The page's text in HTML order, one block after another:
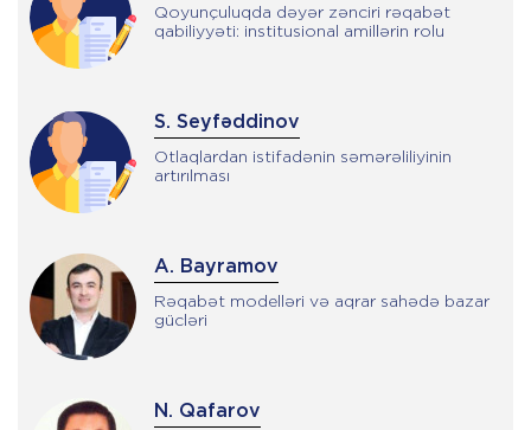
Qoyunçuluqda dəyər zənciri rəqabət
qabiliyyəti: institusional amillərin rolu
S. Seyfəddinov
Otlaqlardan istifadənin səmərəliliyinin
artırılması
A. Bayramov
Rəqabət modelləri və aqrar sahədə bazar
gücləri
N. Qafarov